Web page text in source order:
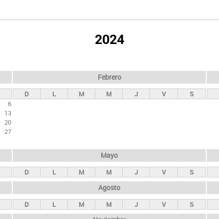
2024
6
13
20
27
Febrero
D L M M J V S
Mayo
D L M M J V S
Agosto
D L M M J V S